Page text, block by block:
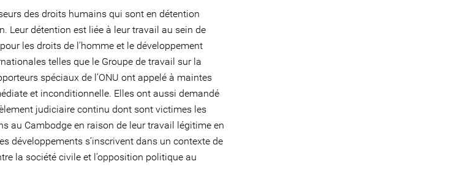
des droits humains qui sont en détention
Leur détention est liée à leur travail au sein de
les droits de l’homme et le développement
telles que le Groupe de travail sur la
spéciaux de l’ONU ont appelé à maintes
et inconditionnelle. Elles ont aussi demandé
judiciaire continu dont sont victimes les
au Cambodge en raison de leur travail légitime en
développements s’inscrivent dans un contexte de
la société civile et l’opposition politique au